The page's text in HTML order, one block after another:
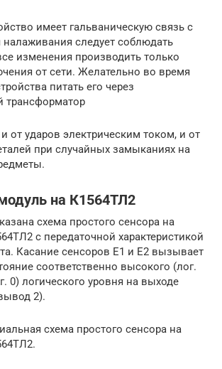
имеет гальваническую связь с
следует соблюдать
изменения производить только
от сети. Желательно во время
питать его через
от ударов электрическим током, и от
при случайных замыканиях на
на К1564ТЛ2
схема простого сенсора на
с передаточной характеристикой
Касание сенсоров Е1 и Е2 вызывает
соответственно высокого (лог.
0) логического уровня на выходе
2).
схема простого сенсора на